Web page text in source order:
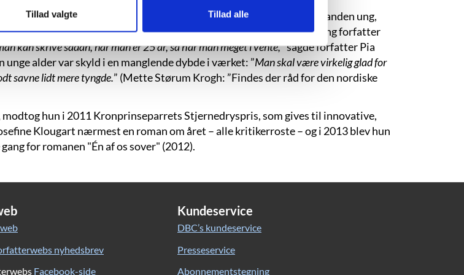
Tillad valgte Tillad alle
Nordisk Råds Litteraturpris sammen med romanen ”Vågen” af en anden ung,
i litterære kredse, blandt andet fordi det er usædvanligt, at en så ung forfatter
kan skrive sådan, når man er 25 år, så har man meget i vente,” sagde forfatter Pia
alder var skyld i en manglende dybde i værket: ”Man skal være virkelig glad for
savne lidt mere tyngde.” (Mette Størum Krogh: ”Findes der råd for den nordiske
hun i 2011 Kronprinseparrets Stjernedryspris, som gives til innovative,
Klougart nærmest en roman om året – alle kritikerroste – og i 2013 blev hun
for romanen "Én af os sover" (2012).
nyhedsbrev
Facebook-side
Kundeservice
DBC’s kundeservice
Presseservice
Abonnementstegning